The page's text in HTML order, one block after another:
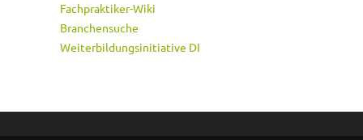
Fachpraktiker-Wiki
Branchensuche
Weiterbildungsinitiative DI